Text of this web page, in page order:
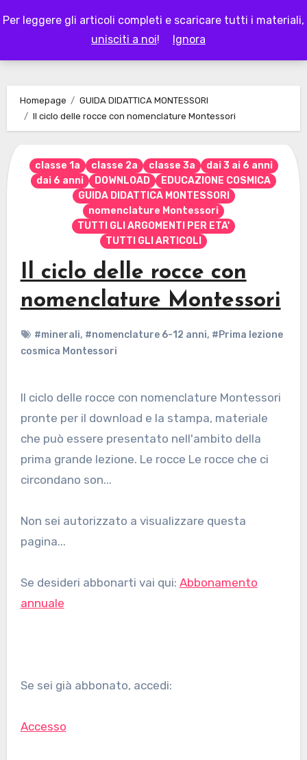
Per leggere gli articoli completi e scaricare tutti i materiali,
unisciti a noi! Ignora
to
LAPAPPADOLCE
Homepage
GUIDA DIDATTICA MONTESSORI
Il ciclo delle rocce con nomenclature Montessori
classe 1a classe 2a classe 3a
dai 3 ai 6 anni
dai 6 anni
DOWNLOAD
EDUCAZIONE COSMICA
GUIDA DIDATTICA MONTESSORI
nomenclature Montessori
TUTTI GLI ARGOMENTI PER ETA'
TUTTI GLI ARTICOLI
Il ciclo delle rocce con
nomenclature Montessori
#minerali, #nomenclature 6-12 anni, #Prima lezione
cosmica Montessori
Il ciclo delle rocce con nomenclature Montessori
pronte per il download e la stampa, materiale
che può essere presentato nell'ambito della
prima grande lezione. Le rocce Le rocce che ci
circondano son...
Non sei autorizzato a visualizzare questa
pagina...
Se desideri abbonarti vai qui: Abbonamento
annuale
Se sei già abbonato, accedi:
Accesso